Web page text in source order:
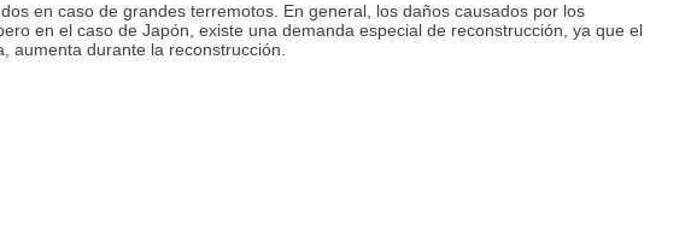
en caso de grandes terremotos. En general, los daños causados ​​por los
en el caso de Japón, existe una demanda especial de reconstrucción, ya que el
aumenta durante la reconstrucción.